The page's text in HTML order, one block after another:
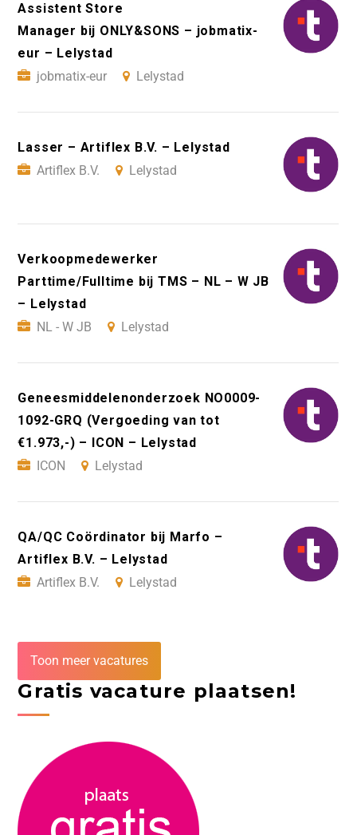
Assistent Store
Manager bij ONLY&SONS – jobmatix-
eur – Lelystad
jobmatix-eur
Lelystad
Lasser – Artiflex B.V. – Lelystad
Artiflex B.V.
Lelystad
Verkoopmedewerker
Parttime/Fulltime bij TMS – NL – W JB
– Lelystad
NL - W JB
Lelystad
Geneesmiddelenonderzoek NO0009-
1092-GRQ (Vergoeding van tot
€1.973,-) – ICON – Lelystad
ICON
Lelystad
QA/QC Coördinator bij Marfo –
Artiflex B.V. – Lelystad
Artiflex B.V.
Lelystad
Toon meer vacatures
Gratis vacature plaatsen!